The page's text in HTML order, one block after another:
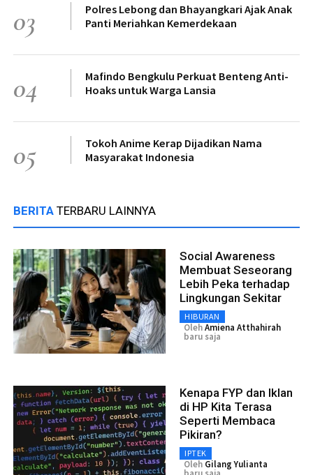
03
Polres Lebong dan Bhayangkari Ajak Anak
Panti Meriahkan Kemerdekaan
04
Mafindo Bengkulu Perkuat Benteng Anti-
Hoaks untuk Warga Lansia
05
Tokoh Anime Kerap Dijadikan Nama
Masyarakat Indonesia
BERITA TERBARU LAINNYA
Social Awareness
Membuat Seseorang
Lebih Peka terhadap
Lingkungan Sekitar
HIBURAN
OlehAmiena Atthahirah
baru saja
Kenapa FYP dan Iklan
di HP Kita Terasa
Seperti Membaca
Pikiran?
IPTEK
Oleh Gilang Yulianta